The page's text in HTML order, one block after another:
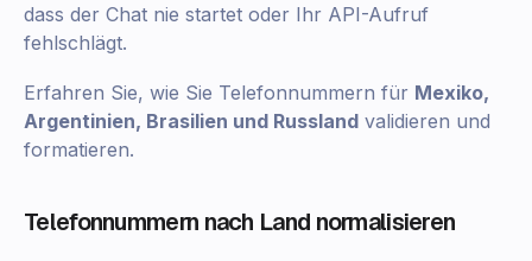
dass der Chat nie startet oder Ihr API-Aufruf
fehlschlägt.
Erfahren Sie, wie Sie Telefonnummern für Mexiko,
Argentinien, Brasilien und Russland validieren und
formatieren.
Telefonnummern nach Land normalisieren